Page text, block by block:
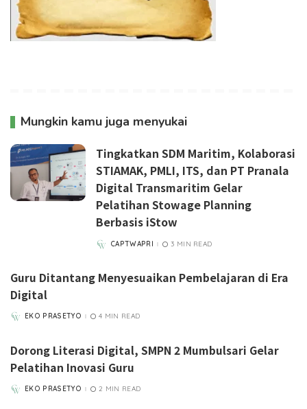
Mungkin kamu juga menyukai
Tingkatkan SDM Maritim, Kolaborasi
STIAMAK, PMLI, ITS, dan PT Pranala
Digital Transmaritim Gelar
Pelatihan Stowage Planning
Berbasis iStow
POSTEDCAPTWAPRI 3 MIN READ
Guru Ditantang Menyesuaikan Pembelajaran di Era
Digital
POSTEDEKO PRASETYO 4 MIN READ
Dorong Literasi Digital, SMPN 2 Mumbulsari Gelar
Pelatihan Inovasi Guru
POSTEDEKO PRASETYO 2 MIN READ